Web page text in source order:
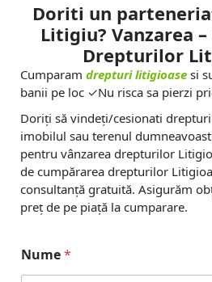
Doriti un
Litigiu? Vanzarea
Drepturilor
Cumparam drepturi litigioase si
banii pe loc ✓Nu risca sa pierzi
Doriți să vindeți/cesionati
imobilul sau terenul
pentru vânzarea drepturilor
de cumpărarea drepturilor
consultanță gratuită. Asigurăm
preț de pe piață la cumparare.
Nume*